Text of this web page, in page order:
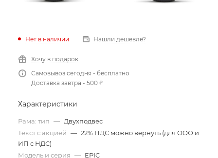
Нет в наличии Нашли дешевле?
Хочу в подарок
Самовывоз сегодня - бесплатно
Доставка завтра - 500 ₽
Характеристики
Рама: тип — Двухподвес
Текст с акцией — 22% НДС можно вернуть (для ООО и
ИП с НДС)
Модель и серия — EPIC